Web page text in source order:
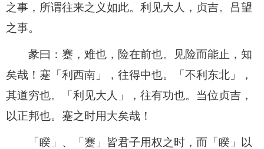
之事，所谓往来之义如此。利见大人，贞吉。吕望
之事。
彖曰：蹇，难也，险在前也。见险而能止，知
矣哉！蹇「利西南」，往得中也。「不利东北」，
其道穷也。「利见大人」，往有功也。当位贞吉，
以正邦也。蹇之时用大矣哉！
「睽」、「蹇」皆君子用权之时，而「睽」以